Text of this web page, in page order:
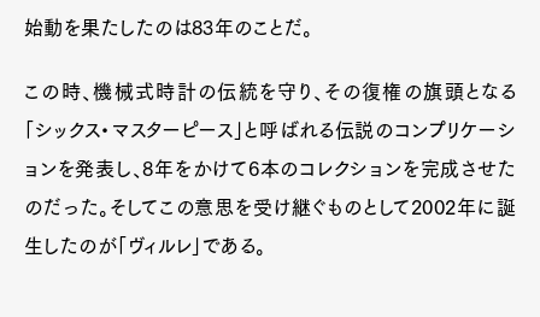
始動を果たしたのは83年のことだ。
この時、機械式時計の伝統を守り、その復権の旗頭となる
「シックス・マスターピース」と呼ばれる伝説のコンプリケーシ
ョンを発表し、8年をかけて6本のコレクションを完成させた
のだった。そしてこの意思を受け継ぐものとして2002年に誕
生したのが「ヴィルレ」である。